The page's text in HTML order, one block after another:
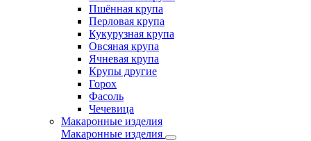
Пшённая крупа
Перловая крупа
Кукурузная крупа
Овсяная крупа
Ячневая крупа
Крупы другие
Горох
Фасоль
Чечевица
Макаронные изделия
Макаронные изделия